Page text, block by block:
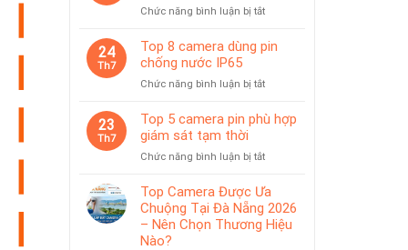
có
treo
Chức năng bình luận bị tắtở
6
trạm
rời
24
Th7
Top 8 camera dùng pin
chống nước IP65
Chức năng bình luận bị tắtở
8
camera
pin
nước
IP65
23
Th7
Top 5 camera pin phù hợp
giám sát tạm thời
Chức năng bình luận bị tắtở
5
camera
pin
phù
Top Camera Được Ưa
Chuộng Tại Đà Nẵng 2026
– Nên Chọn Thương Hiệu
Nào?